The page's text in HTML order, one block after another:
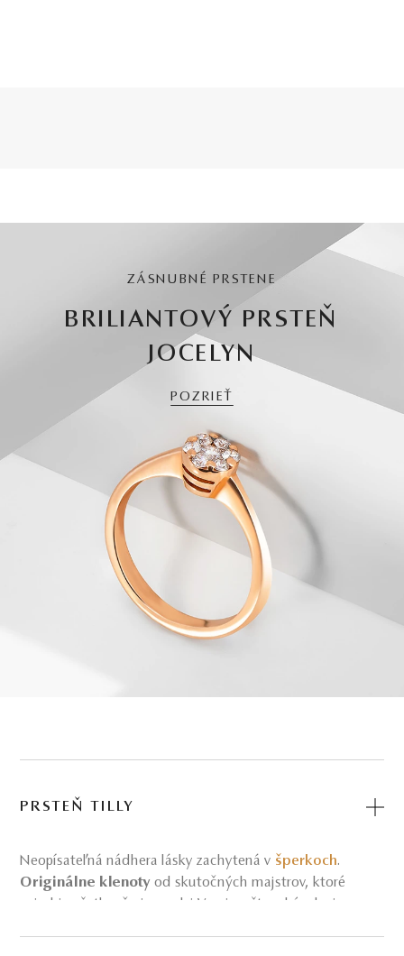
ZÁSNUBNÉ PRSTENE
BRILIANTOVÝ PRSTEŇ
JOCELYN
POZRIEŤ
PRSTEŇ TILLY
Neopísateľná nádhera lásky zachytená v šperkoch.
Originálne klenoty od skutočných majstrov, ktoré
vyjadria všetko, čo je medzi Vami a ešte o kúsok viac.